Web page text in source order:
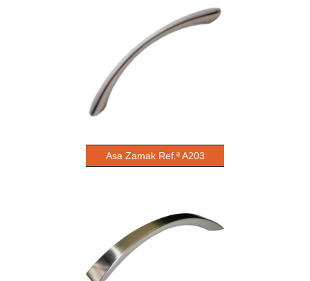
Asa Zamak Ref.ª A203